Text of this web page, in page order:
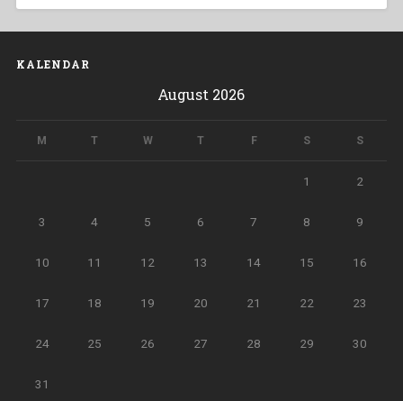
KALENDAR
August 2026
M T W T F S S
1 2
3 4 5 6 7 8 9
10 11 12 13 14 15 16
17 18 19 20 21 22 23
24 25 26 27 28 29 30
31